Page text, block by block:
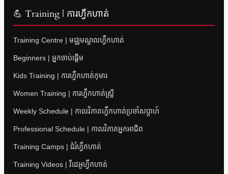
💪 Training | ការហ្វឹកហាត់
Training Centre | មជ្ឈមណ្ឌលហ្វឹកហាត់
Beginners | អ្នកចាប់ផ្តើម
Kids Training | ការហ្វឹកហាត់កុមារ
Women Training | ការហ្វឹកហាត់ស្ត្រី
Weekly Schedule | កាលវិភាគហ្វឹកហាត់ប្រចាំសប្តាហ៍
Professional Schedule | កាលវិភាគអ្នកអាជីព
Training Camps | ជំរំហ្វឹកហាត់
Training Videos | វីដេអូហ្វឹកហាត់